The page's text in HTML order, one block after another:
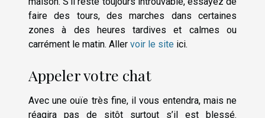
faire des tours, des marches dans certaines
zones à des heures tardives et calmes ou
carrément le matin. Aller voir le site ici.
Appeler votre chat
Avec une ouïe très fine, il vous entendra, mais ne
réagira pas de sitôt surtout s’il est blessé.